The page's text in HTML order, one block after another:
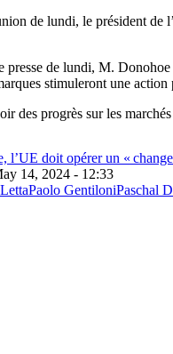
de lundi, le président de
de lundi, M. Donohoe
stimuleront une
des progrès sur les
l’UE doit opérer un «
14, 2024 - 12:33
Paolo GentiloniPaschal